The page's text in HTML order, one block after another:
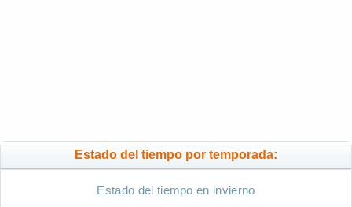
Estado del tiempo por temporada:
Estado del tiempo en invierno